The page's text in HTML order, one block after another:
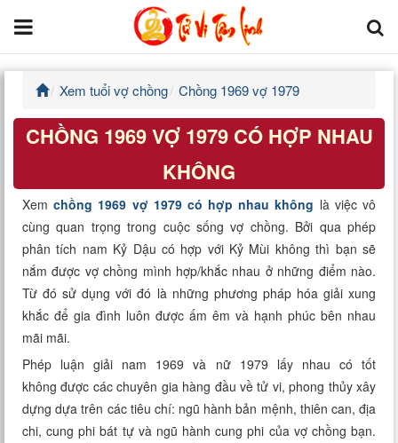
Trang chủ
Tử Vi Đẩu Số
Tử Vi 12 Con Giáp
Phong thủy
Kinh Dịch
Văn Hoa Tâm linh
Xem ngày
Xem tuổi
Xem tuổi vợ chồng Chồng 1969 vợ 1979
CHỒNG 1969 VỢ 1979 CÓ HỢP NHAU
KHÔNG
Xem chồng 1969 vợ 1979 có hợp nhau không là việc vô
cùng quan trọng trong cuộc sống vợ chồng. Bởi qua phép
phân tích nam Kỷ Dậu có hợp với Kỷ Mùi không thì bạn sẽ
nắm được vợ chồng mình hợp/khắc nhau ở những điểm nào.
Từ đó sử dụng với đó là những phương pháp hóa giải xung
khắc để gia đình luôn được ấm êm và hạnh phúc bên nhau
mãi mãi.
Phép luận giải nam 1969 và nữ 1979 lấy nhau có tốt
không được các chuyên gia hàng đầu về tử vi, phong thủy xây
dựng dựa trên các tiêu chí: ngũ hành bản mệnh, thiên can, địa
chi, cung phi bát tự và ngũ hành cung phi của vợ chồng bạn.